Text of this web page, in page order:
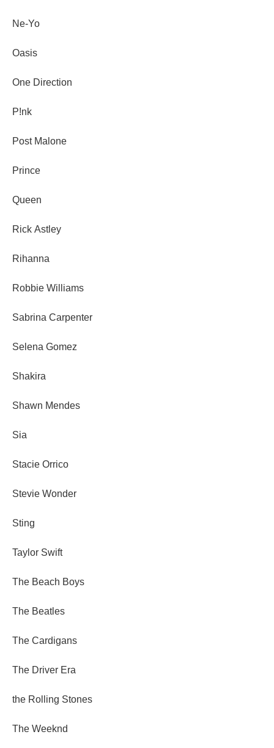
Ne-Yo
Oasis
One Direction
P!nk
Post Malone
Prince
Queen
Rick Astley
Rihanna
Robbie Williams
Sabrina Carpenter
Selena Gomez
Shakira
Shawn Mendes
Sia
Stacie Orrico
Stevie Wonder
Sting
Taylor Swift
The Beach Boys
The Beatles
The Cardigans
The Driver Era
the Rolling Stones
The Weeknd